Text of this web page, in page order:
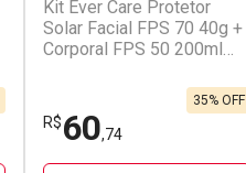
Ativar Desconto
Por R$ 11,00/cada
Por R$ 11,00/cada
Kit Ever Care Protetor
Solar Facial FPS 70 40g +
Corporal FPS 50 200ml
R$60,74
35% OFF